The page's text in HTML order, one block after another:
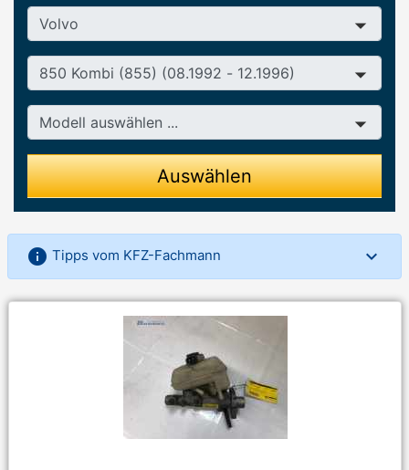
Hersteller
Baureihe
Modell
Auswählen
info Tipps vom KFZ-Fachmann